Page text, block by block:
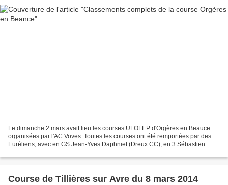
Le dimanche 2 mars avait lieu les courses UFOLEP d'Orgères en Beauce
organisées par l'AC Voves. Toutes les courses ont été remportées par des
Euréliens, avec en GS Jean-Yves Daphniet (Dreux CC), en 3 Sébastien
Course de Tillières sur Avre du 8 mars 2014